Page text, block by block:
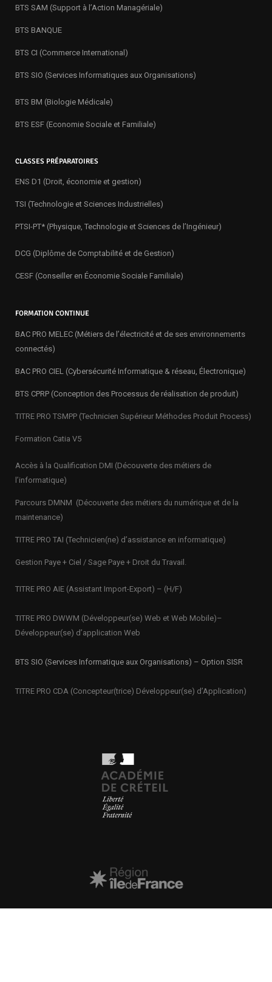
BTS SAM (Support à l’Action Managériale)
BTS BANQUE
BTS CI (Commerce International)
BTS SIO (Services Informatiques aux Organisations)
BTS BM (Biologie Médicale)
BTS ESF (Economie Sociale et Familiale)
CLASSES PRÉPARATOIRES
ENS D1 (Droit, économie et gestion)
TSI (Technologie et Sciences Industrielles)
PTSI-PT* (Physique, Technologie et Sciences de l’Ingénieur)
DCG (Diplôme de Comptabilité et de Gestion)
CESF (Conseiller en Économie Sociale Familiale)
FORMATION CONTINUE
BAC PRO MELEC (Métiers de l’électricité et de ses environnements
connectés)
BAC PRO CIEL (Cybersécurité Informatique & réseau, Électronique)
BTS CPRP (Conception des Processus de réalisation de produit)
TITRE PRO TSMPP (Technicien Supérieur Méthodes Produit Process)
Formation Catia V5
Accès à la Qualification DMI (Découverte des métiers de
l’informatique)
Parcours DMNM (Découverte des métiers du numérique et de la
maintenance)
TITRE PRO TAI (Technicien(ne) d’assistance en informatique)
Gestion Paye + Ciel / Sage Paye + Droit du Travail.
TITRE PRO AIE (Assistant Import-Export) – (H/F)
TITRE PRO DWWM (Développeur(se) Web et Web Mobile)–
Développeur(se) d’application Web
BTS SIO (Services Informatique aux Organisations) – Option SISR
TITRE PRO CDA (Concepteur(trice) Développeur(se) d’Application)